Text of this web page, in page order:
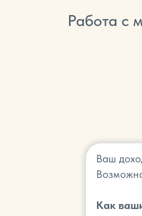
Работа с
Ваш
Как